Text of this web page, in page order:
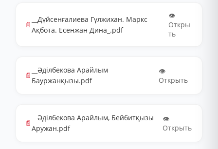
📄
__Дүйсенғалиева Гүлжихан. Маркс
Ақбота. Есенжан Дина_.pdf
👁️
Откры
ть
📄
__Әділбекова Арайлым
Бауржанқызы.pdf
👁️
Открыть
📄
__Әділбекова Арайлым, Бейбитқызы
Аружан.pdf
👁️
Открыть